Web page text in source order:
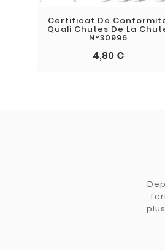
Certificat De
Quali Chutes De La
N°30996
4,80 €